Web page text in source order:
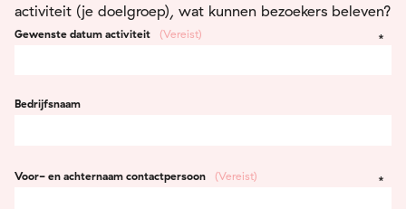
activiteit (je doelgroep), wat kunnen bezoekers beleven?
Gewenste datum activiteit (Vereist)
Bedrijfsnaam
Voor- en achternaam contactpersoon (Vereist)